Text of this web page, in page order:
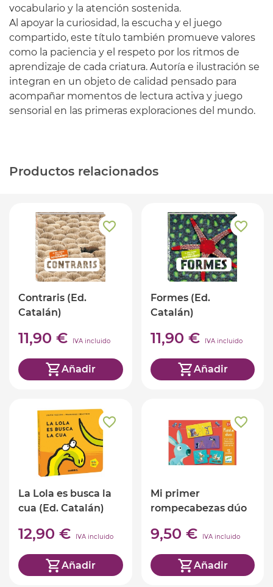
vocabulario y la atención sostenida.
Al apoyar la curiosidad, la escucha y el juego
compartido, este título también promueve valores
como la paciencia y el respeto por los ritmos de
aprendizaje de cada criatura. Autoría e ilustración se
integran en un objeto de calidad pensado para
acompañar momentos de lectura activa y juego
sensorial en las primeras exploraciones del mundo.
Productos relacionados
Contraris (Ed.
Catalán)
11,90 € IVA incluido
Añadir
Formes (Ed.
Catalán)
11,90 € IVA incluido
Añadir
La Lola es busca la
cua (Ed. Catalán)
12,90 € IVA incluido
Añadir
Mi primer
rompecabezas dúo
9,50 € IVA incluido
Añadir